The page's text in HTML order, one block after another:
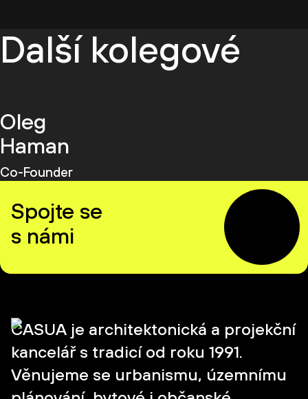
Další kolegové
Oleg
Haman
Co-Founder
Spojte se
s námi
CASUA je architektonická a projekční
kancelář s tradicí od roku 1991.
Věnujeme se urbanismu, územnímu